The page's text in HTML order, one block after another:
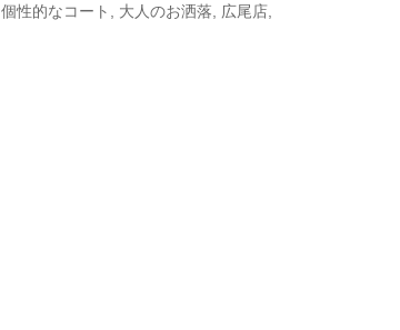
個性的なコート 大人のお洒落 広尾店,